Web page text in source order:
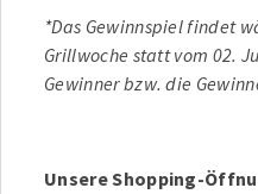
*Das Gewinnspiel findet
Grillwoche statt vom 02.
Gewinner bzw. die
Unsere Shopping-